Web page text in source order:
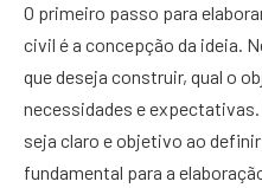
O primeiro passo para
civil é a concepção da ideia.
que deseja construir, qual o
necessidades e
seja claro e objetivo ao
fundamental para a